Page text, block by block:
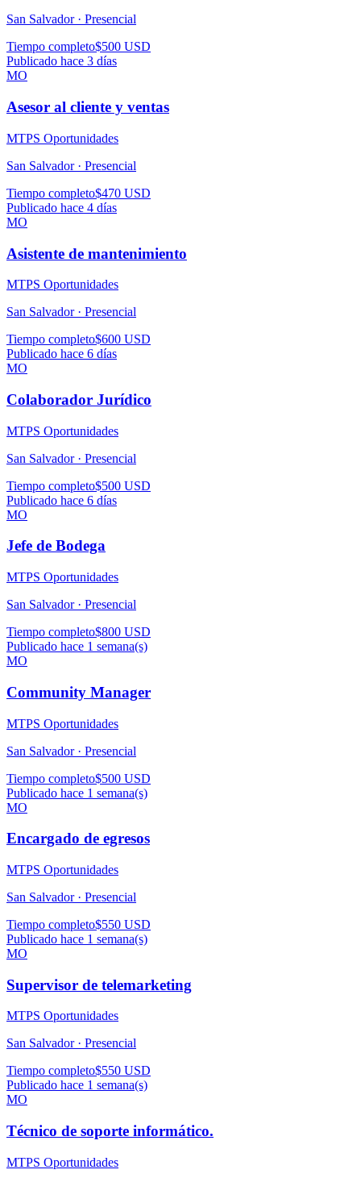
San Salvador · Presencial
Tiempo completo$500 USD
Publicado hace 3 días
MO
Asesor al cliente y ventas
MTPS Oportunidades
San Salvador · Presencial
Tiempo completo$470 USD
Publicado hace 4 días
MO
Asistente de mantenimiento
MTPS Oportunidades
San Salvador · Presencial
Tiempo completo$600 USD
Publicado hace 6 días
MO
Colaborador Jurídico
MTPS Oportunidades
San Salvador · Presencial
Tiempo completo$500 USD
Publicado hace 6 días
MO
Jefe de Bodega
MTPS Oportunidades
San Salvador · Presencial
Tiempo completo$800 USD
Publicado hace 1 semana(s)
MO
Community Manager
MTPS Oportunidades
San Salvador · Presencial
Tiempo completo$500 USD
Publicado hace 1 semana(s)
MO
Encargado de egresos
MTPS Oportunidades
San Salvador · Presencial
Tiempo completo$550 USD
Publicado hace 1 semana(s)
MO
Supervisor de telemarketing
MTPS Oportunidades
San Salvador · Presencial
Tiempo completo$550 USD
Publicado hace 1 semana(s)
MO
Técnico de soporte informático.
MTPS Oportunidades